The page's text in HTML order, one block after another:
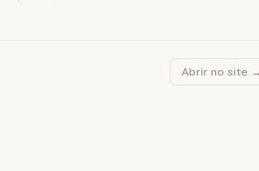
Abrir no site →